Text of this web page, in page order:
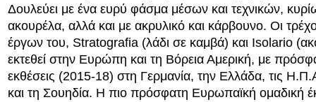
Δουλεύει με ένα ευρύ φάσμα μέσων και τεχνικών,
ακουρέλα, αλλά και με ακρυλικό και κάρβουνο. Οι
έργων του, Stratografia (λάδι σε καμβά) και Isolario
εκτεθεί στην Ευρώπη και τη Βόρεια Αμερική, με
εκθέσεις (2015-18) στη Γερμανία, την Ελλάδα, τις
και τη Σουηδία. Η πιο πρόσφατη Ευρωπαϊκή ομαδική